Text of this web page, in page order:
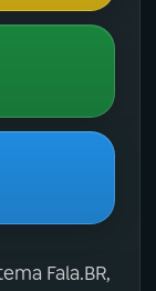
Fala.BR,